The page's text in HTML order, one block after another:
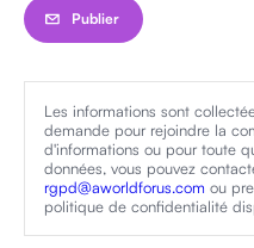
Les informations sont
demande pour rejoindre la
d'informations ou pour toute
données, vous pouvez
rgpd@aworldforus.com ou
politique de confidentialité